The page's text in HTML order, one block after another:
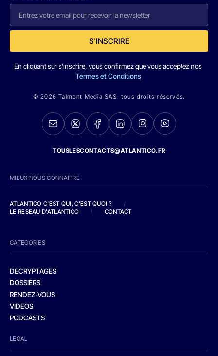
S'INSCRIRE
En cliquant sur s'inscrire, vous confirmez que vous acceptez nos
Termes et Conditions
© 2026 Talmont Media SAS. tous droits réservés.
TOUSLESCONTACTS@ATLANTICO.FR
MIEUX NOUS CONNAITRE
ATLANTICO C'EST QUI, C'EST QUOI ?
/
LE RESEAU D'ATLANTICO
/ CONTACT
CATEGORIES
DECRYPTAGES
DOSSIERS
RENDEZ-VOUS
VIDEOS
PODCASTS
LEGAL